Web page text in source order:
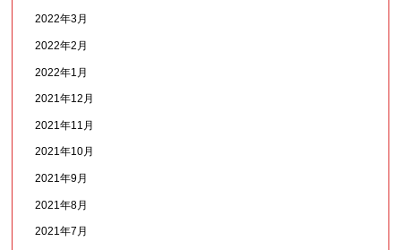
2022年3月
2022年2月
2022年1月
2021年12月
2021年11月
2021年10月
2021年9月
2021年8月
2021年7月